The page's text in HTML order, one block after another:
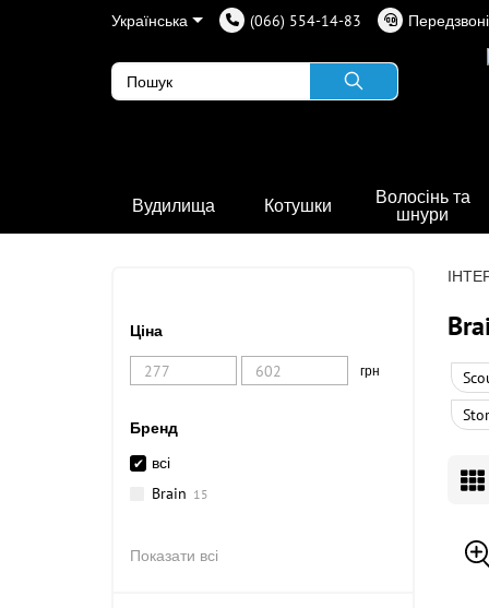
Українська (066) 554-14-83
Вудилища Котушки
Волосінь та
шнури
Ціна
грн
Бренд
всі
Brain 15
Показати всі